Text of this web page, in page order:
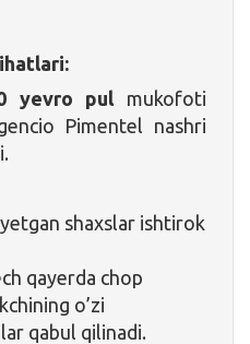
yevro pul mukofoti
Pimentel nashri
shaxslar ishtirok
qayerda chop
o’zi
qabul qilinadi.